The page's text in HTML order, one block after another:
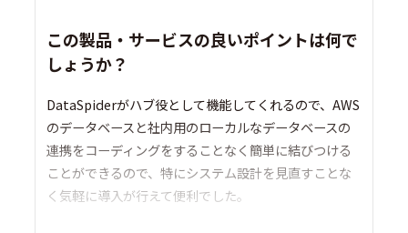
この製品・サービスの良いポイントは何で
しょうか？
DataSpiderがハブ役として機能してくれるので、AWS
のデータベースと社内用のローカルなデータベースの
連携をコーディングをすることなく簡単に結びつける
ことができるので、特にシステム設計を見直すことな
く気軽に導入が行えて便利でした。